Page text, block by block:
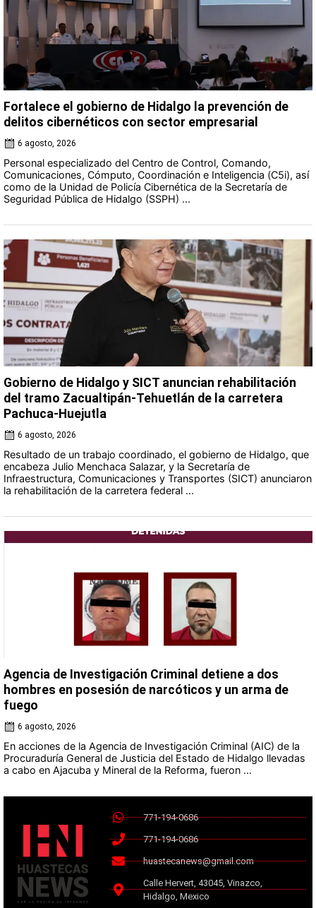
Fortalece el gobierno de Hidalgo la prevención de
delitos cibernéticos con sector empresarial
6 agosto, 2026
Personal especializado del Centro de Control, Comando,
Comunicaciones, Cómputo, Coordinación e Inteligencia (C5i), así
como de la Unidad de Policía Cibernética de la Secretaría de
Seguridad Pública de Hidalgo (SSPH) ...
Gobierno de Hidalgo y SICT anuncian rehabilitación
del tramo Zacualtipán-Tehuetlán de la carretera
Pachuca-Huejutla
6 agosto, 2026
Resultado de un trabajo coordinado, el gobierno de Hidalgo, que
encabeza Julio Menchaca Salazar, y la Secretaría de
Infraestructura, Comunicaciones y Transportes (SICT) anunciaron
la rehabilitación de la carretera federal ...
Agencia de Investigación Criminal detiene a dos
hombres en posesión de narcóticos y un arma de
fuego
6 agosto, 2026
En acciones de la Agencia de Investigación Criminal (AIC) de la
Procuraduría General de Justicia del Estado de Hidalgo llevadas
a cabo en Ajacuba y Mineral de la Reforma, fueron ...
771-194-0686
771-194-0686
huastecanews@gmail.com
Calle Hervert, 43045, Vinazco,
Hidalgo, Mexico